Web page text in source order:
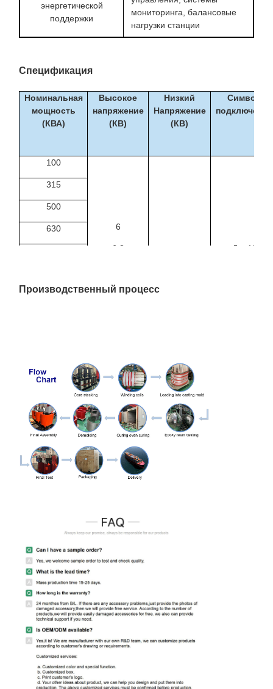
энергетической
поддержки
мониторинга, балансовые
нагрузки станции
Спецификация
Номинальная
мощность
(КВА)
Высокое
напряжение
(КВ)
Низкий
Напряжение
(КВ)
Символ
подключения
100
6
6.3
10,5
Дин11
315
500
630
1600
Производственный процесс